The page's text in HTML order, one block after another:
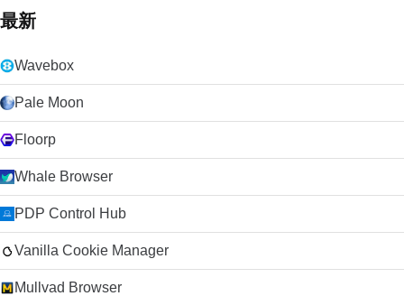
最新
Wavebox
Pale Moon
Floorp
Whale Browser
PDP Control Hub
Vanilla Cookie Manager
Mullvad Browser